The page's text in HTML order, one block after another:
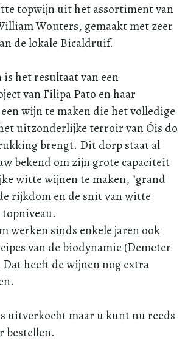
topwijn uit het assortiment van
Wouters, gemaakt met zeer
de lokale Bicaldruif.
het resultaat van een
van Filipa Pato en haar
wijn te maken die het volledige
uitzonderlijke terroir van Óis do
brengt. Dit dorp staat al
bekend om zijn grote capaciteit
witte wijnen te maken, "grand
rijkdom en de snit van witte
werken sinds enkele jaren ook
van de biodynamie (Demeter
heeft de wijnen nog extra
uitverkocht maar u kunt nu reeds
bestellen.